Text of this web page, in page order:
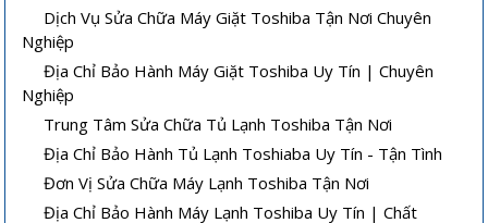
Dịch Vụ Sửa Chữa Máy Giặt Toshiba Tận Nơi Chuyên
Nghiệp
Địa Chỉ Bảo Hành Máy Giặt Toshiba Uy Tín | Chuyên
Nghiệp
Trung Tâm Sửa Chữa Tủ Lạnh Toshiba Tận Nơi
Địa Chỉ Bảo Hành Tủ Lạnh Toshiaba Uy Tín - Tận Tình
Đơn Vị Sửa Chữa Máy Lạnh Toshiba Tận Nơi
Địa Chỉ Bảo Hành Máy Lạnh Toshiba Uy Tín | Chất